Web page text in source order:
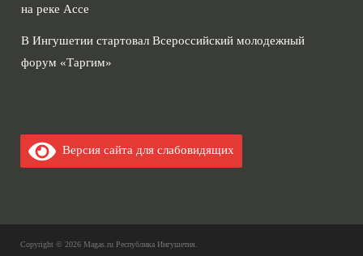
на реке Ассе
В Ингушетии стартовал Всероссийский молодежный
форум «Таргим»
Версия сайта для слабовидящих
Copyright © 2026 Magas.ru Республика Ингушетия